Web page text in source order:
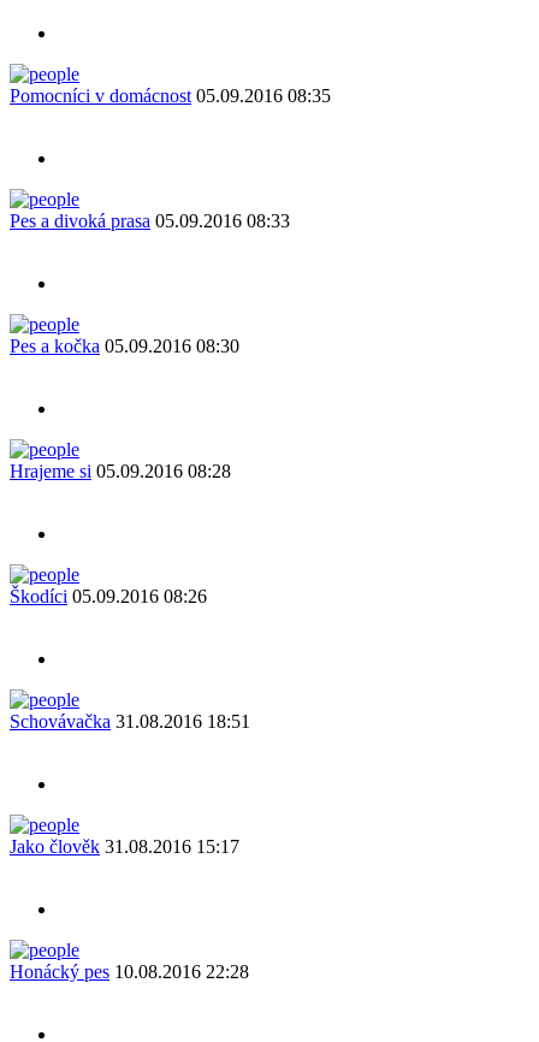
Pomocníci v domácnost 05.09.2016 08:35
Pes a divoká prasa 05.09.2016 08:33
Pes a kočka 05.09.2016 08:30
Hrajeme si 05.09.2016 08:28
Škodíci 05.09.2016 08:26
Schovávačka 31.08.2016 18:51
Jako člověk 31.08.2016 15:17
Honácký pes 10.08.2016 22:28